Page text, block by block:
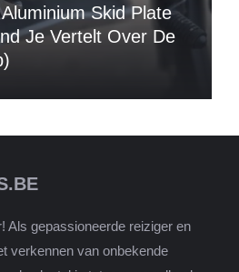
Skid Plate
Je Vertelt Over De
Als gepassioneerde reiziger en
verkennen van onbekende